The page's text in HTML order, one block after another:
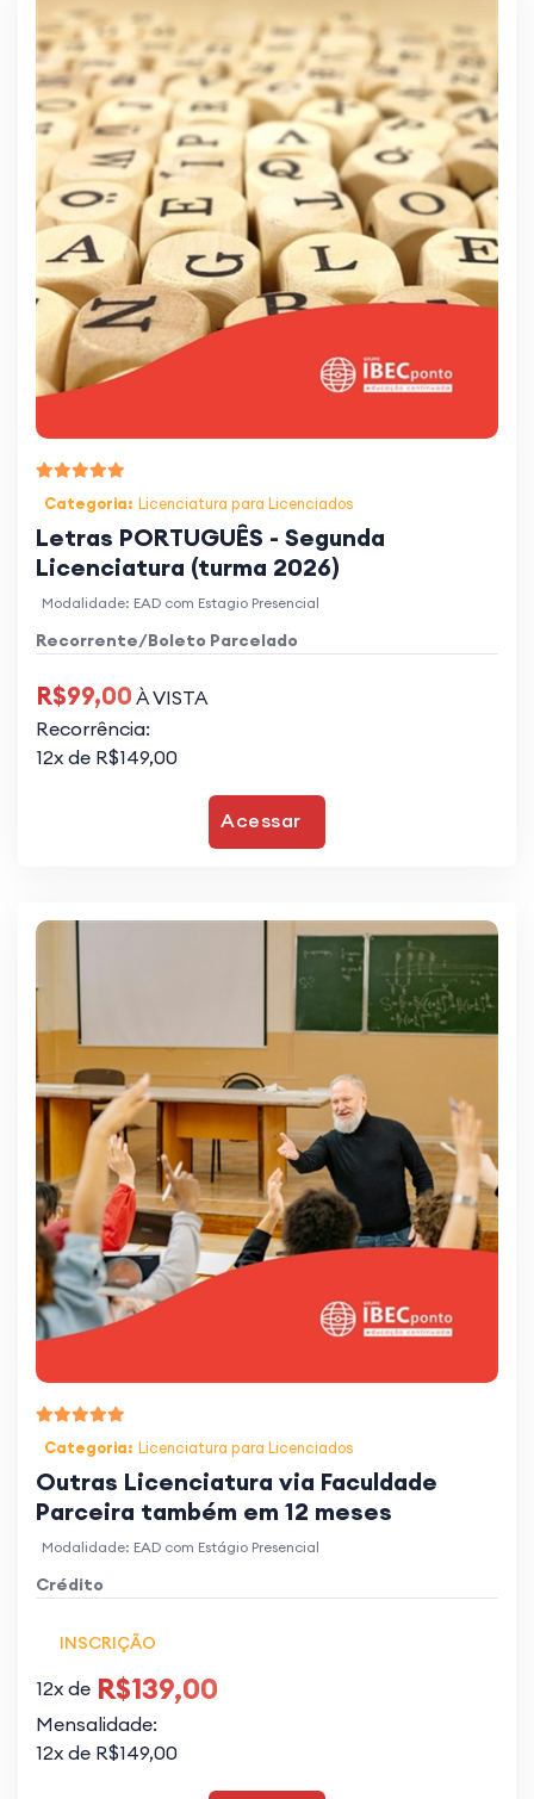
Categoria: Licenciatura para Licenciados
Letras PORTUGUÊS - Segunda
Licenciatura (turma 2026)
Modalidade: EAD com Estagio Presencial
Recorrente/Boleto Parcelado
R$99,00 À VISTA
Recorrência:
12x de R$149,00
Acessar
Categoria: Licenciatura para Licenciados
Outras Licenciatura via Faculdade
Parceira também em 12 meses
Modalidade: EAD com Estágio Presencial
Crédito
INSCRIÇÃO
12x de R$139,00
Mensalidade:
12x de R$149,00